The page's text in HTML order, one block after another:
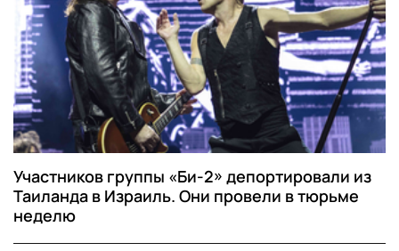
Участников группы «Би-2» депортировали из
Таиланда в Израиль. Они провели в тюрьме
неделю